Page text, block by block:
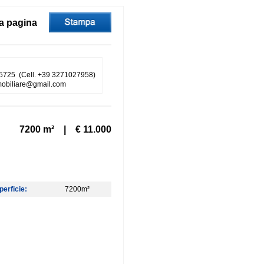
pagina
(Cell. +39 3271027958)
7200 m² | € 11.000
7200m²